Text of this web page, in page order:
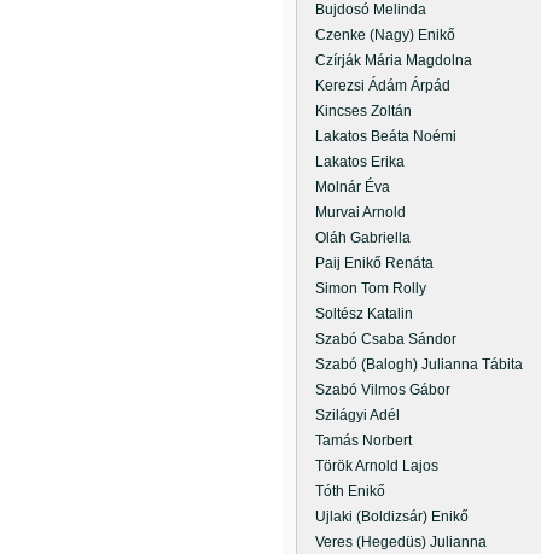
Bujdosó Melinda
Czenke (Nagy) Enikő
Czírják Mária Magdolna
Kerezsi Ádám Árpád
Kincses Zoltán
Lakatos Beáta Noémi
Lakatos Erika
Molnár Éva
Murvai Arnold
Oláh Gabriella
Paij Enikő Renáta
Simon Tom Rolly
Soltész Katalin
Szabó Csaba Sándor
Szabó (Balogh) Julianna Tábita
Szabó Vilmos Gábor
Szilágyi Adél
Tamás Norbert
Török Arnold Lajos
Tóth Enikő
Ujlaki (Boldizsár) Enikő
Veres (Hegedüs) Julianna